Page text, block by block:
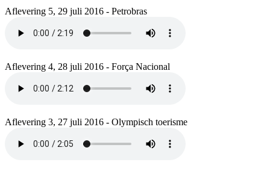
Aflevering 5, 29 juli 2016 - Petrobras
Aflevering 4, 28 juli 2016 - Força Nacional
Aflevering 3, 27 juli 2016 - Olympisch toerisme